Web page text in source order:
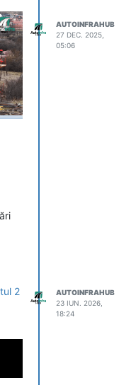
AUTOINFRAHUB
27 DEC. 2025,
05:06
2
AUTOINFRAHUB
23 IUN. 2026,
18:24